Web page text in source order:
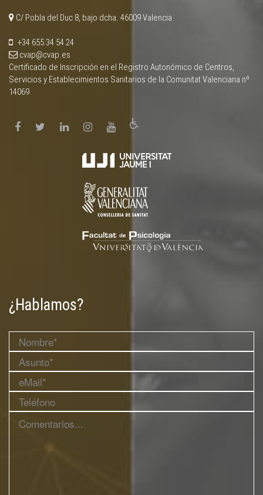
C/ Pobla del Duc 8, bajo dcha. 46009 Valencia
+34 655 34 54 24
cvap@cvap.es
Certificado de Inscripción en el Registro Autonómico de Centros,
Servicios y Establecimientos Sanitarios de la Comunitat Valenciana nº
14069.
¿Hablamos?